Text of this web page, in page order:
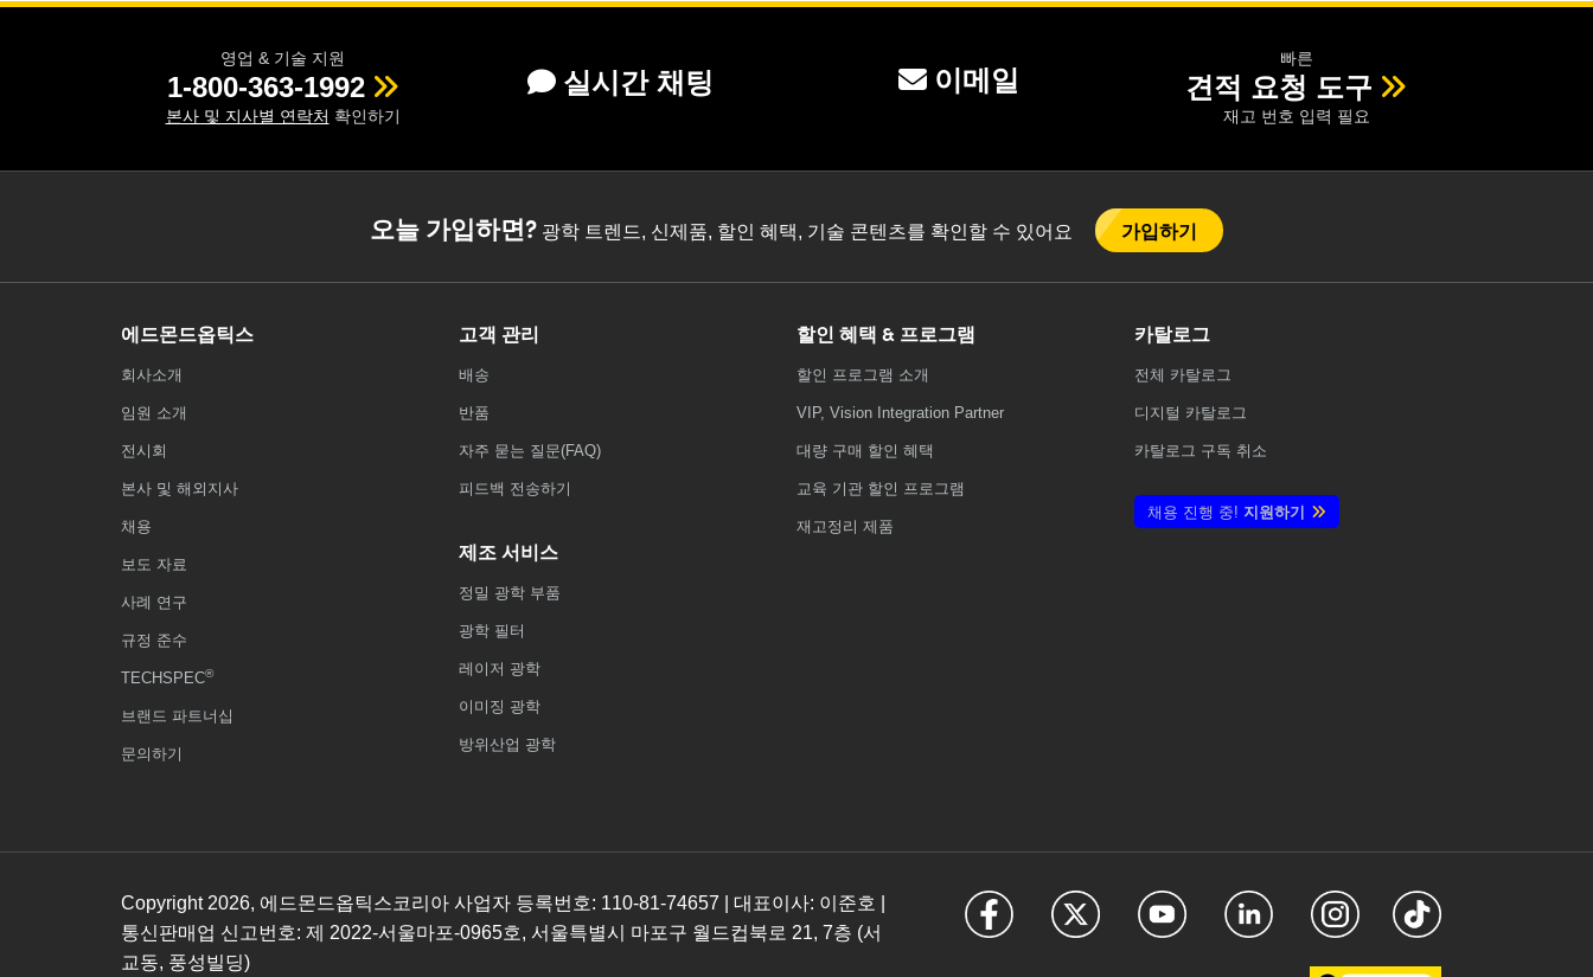
영업 & 기술 지원
1-800-363-1992
본사 및 지사별 연락처 확인하기
실시간 채팅 이메일
빠른
견적 요청 도구
재고 번호 입력 필요
오늘 가입하면?광학 트렌드, 신제품, 할인 혜택, 기술 콘텐츠를 확인할 수 있어요 가입하기
에드몬드옵틱스
회사소개
임원 소개
전시회
본사 및 해외지사
채용
보도 자료
사례 연구
규정 준수
TECHSPEC®
브랜드 파트너십
문의하기
고객 관리
배송
반품
자주 묻는 질문(FAQ)
피드백 전송하기
제조 서비스
정밀 광학 부품
광학 필터
레이저 광학
이미징 광학
방위산업 광학
할인 혜택 & 프로그램
할인 프로그램 소개
VIP, Vision Integration Partner
대량 구매 할인 혜택
교육 기관 할인 프로그램
재고정리 제품
카탈로그
전체 카탈로그
디지털 카탈로그
카탈로그 구독 취소
채용 진행 중! 지원하기
Copyright 2026, 에드몬드옵틱스코리아 사업자 등록번호: 110-81-74657 | 대표이사: 이준호 |
통신판매업 신고번호: 제 2022-서울마포-0965호, 서울특별시 마포구 월드컵북로 21, 7층 (서
교동, 풍성빌딩)